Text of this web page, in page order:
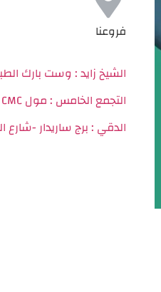
فروعنا
الشيخ زايد :وست بارك
التجمع الخامس : مول CMC الطبي عيادة 109
الدقي : برج ساريدار -شارع